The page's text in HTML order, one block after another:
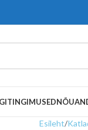
Esileht/